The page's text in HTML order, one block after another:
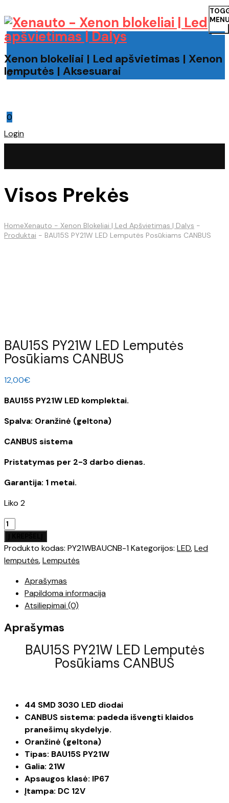
Xenon blokeliai | Led apšvietimas | Xenon
lemputės | Aksesuarai
0
0
Login
Visos Prekės
HomeXenauto - Xenon Blokeliai | Led Apšvietimas | Dalys -
Produktai - BAU15S PY21W LED Lemputės Posūkiams CANBUS
BAU15S PY21W LED Lemputės
Posūkiams CANBUS
12,00€
BAU15S PY21W LED komplektai.
Spalva: Oranžinė (geltona)
CANBUS sistema
Pristatymas per 2-3 darbo dienas.
Garantija: 1 metai.
Liko 2
produkto
BAU15S
PY21W
Lemputės
Posūkiams
CANBUS
Produkto kodas: PY21WBAUCNB-1Kategorijos: LED,Led
lemputės,Lemputės
Aprašymas
Papildoma informacija
Atsiliepimai (0)
Aprašymas
BAU15S PY21W LED Lemputės
Posūkiams CANBUS
44 SMD 3030 LED diodai
CANBUS sistema: padeda išvengti klaidos
pranešimų skydelyje.
Oranžinė (geltona)
Tipas: BAU15S PY21W
Galia: 21W
Apsaugos klasė: IP67
Įtampa: DC 12V